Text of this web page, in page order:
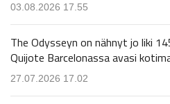
03.08.2026 17.55
The Odysseyn on nähnyt jo liki
Quijote Barcelonassa avasi
27.07.2026 17.02